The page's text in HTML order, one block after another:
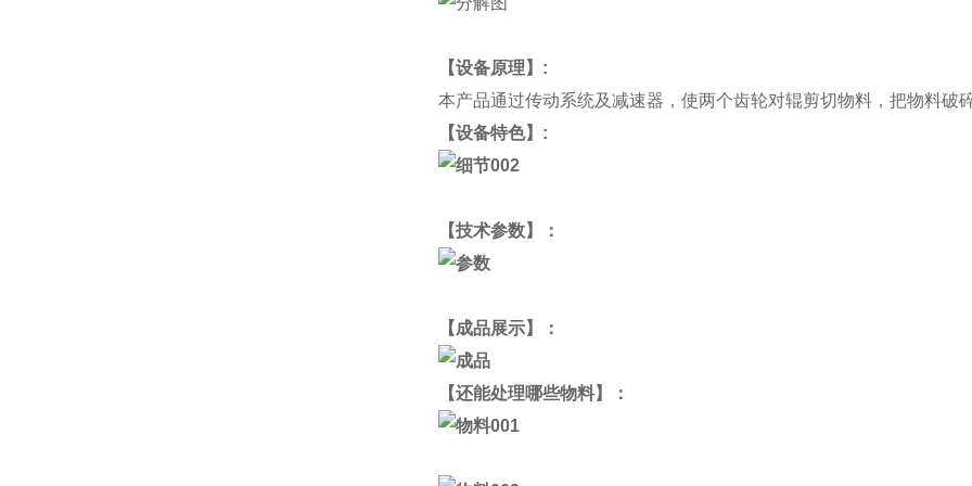
【设备原理】 :
本产品通过传动系统及减速器，使两个齿轮对辊剪切物料，把物料破
【设备特色】 :
【技术参数】 ：
【成品展示】：
【还能处理哪些物料】：